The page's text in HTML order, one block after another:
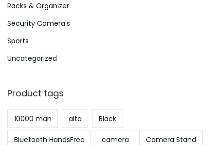
Racks & Organizer
Security Camera's
Sports
Uncategorized
Product tags
10000 mah alta Black
Bluetooth HandsFree camera Camera Stand